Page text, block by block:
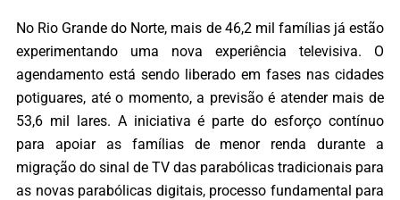
No Rio Grande do Norte, mais de 46,2 mil famílias já estão
experimentando uma nova experiência televisiva. O
agendamento está sendo liberado em fases nas cidades
potiguares, até o momento, a previsão é atender mais de
53,6 mil lares. A iniciativa é parte do esforço contínuo
para apoiar as famílias de menor renda durante a
migração do sinal de TV das parabólicas tradicionais para
as novas parabólicas digitais, processo fundamental para